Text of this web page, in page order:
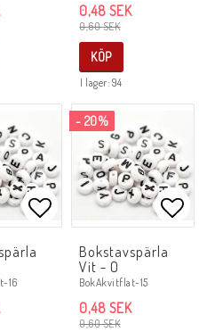
0,60 SEK
0,48 SEK
I lager: 94
KÖP
Lägg till i
16
- 20%
Bokstavspärla
Vit - O
BokAkvitflat-15
0,60 SEK
0,48 SEK